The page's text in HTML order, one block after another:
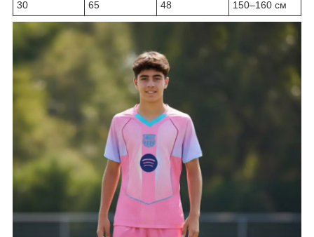
30
65 48 150–160 см